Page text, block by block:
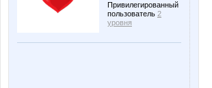
Привилегированный
пользователь 2
уровня